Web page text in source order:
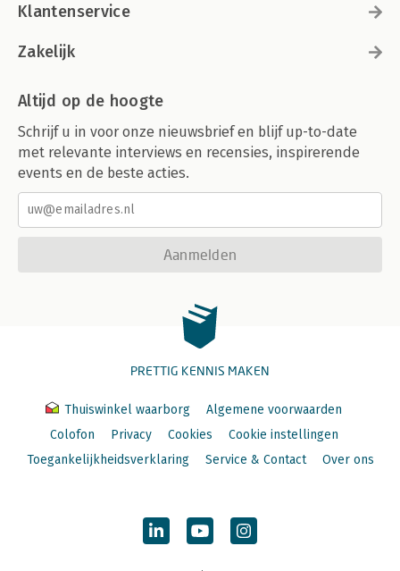
Klantenservice
Zakelijk
Altijd op de hoogte
Schrijf u in voor onze nieuwsbrief en blijf up-to-date
met relevante interviews en recensies, inspirerende
events en de beste acties.
Aanmelden
PRETTIG KENNIS MAKEN
Thuiswinkel waarborg
Algemene voorwaarden
Colofon
Privacy Cookies
Cookie instellingen
Toegankelijkheidsverklaring
Service & Contact Over ons